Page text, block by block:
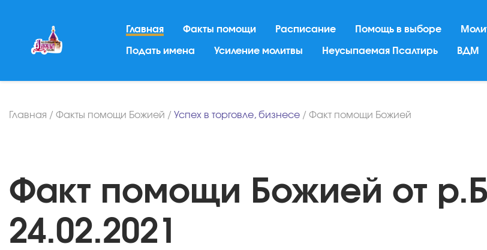
Главная Факты помощи Расписание Помощь в выборе
Подать имена Усиление молитвы Неусыпаемая Псалтирь ВДМ
Главная / Факты помощи Божией / Успех в торговле, бизнесе / Факт помощи Божией
Факт помощи Божией от
24.02.2021